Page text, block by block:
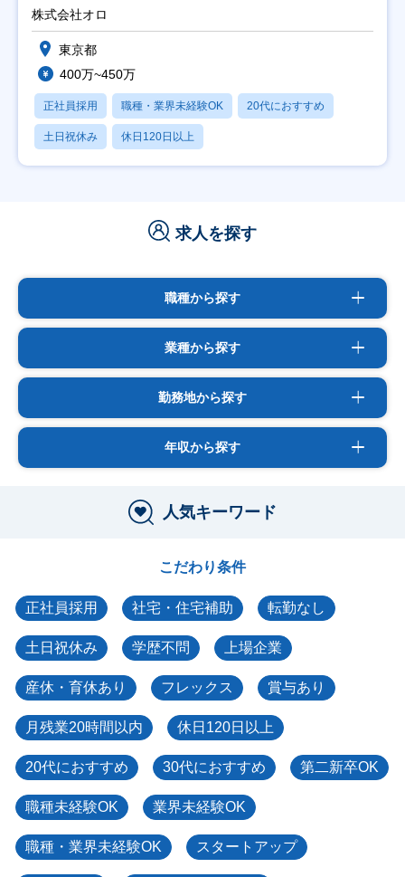
修充実】
株式会社オロ
東京都
400万~450万
正社員採用 職種・業界未経験OK 20代におすすめ
土日祝休み 休日120日以上
求人を探す
職種から探す
業種から探す
勤務地から探す
年収から探す
人気キーワード
こだわり条件
正社員採用 社宅・住宅補助 転勤なし
土日祝休み 学歴不問 上場企業
産休・育休あり フレックス 賞与あり
月残業20時間以内 休日120日以上
20代におすすめ 30代におすすめ 第二新卒OK
職種未経験OK 業界未経験OK
職種・業界未経験OK スタートアップ